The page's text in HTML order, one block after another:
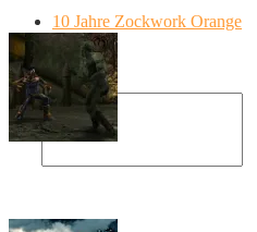
10 Jahre Zockwork Orange